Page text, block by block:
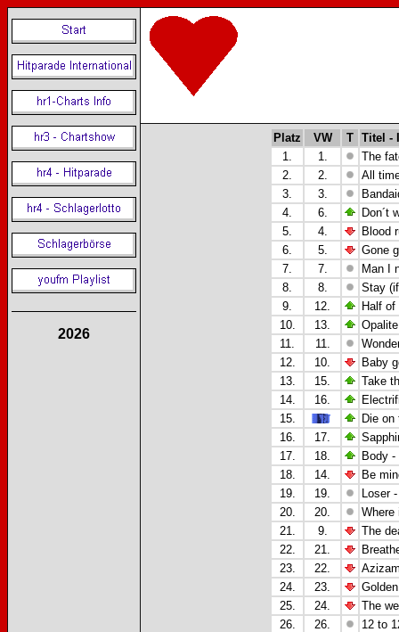
2026
Platz VW T Titel -
1.
1.
The
2.
2.
All
3.
3.
4.
6.
Don´t
5.
4.
Blood
6.
5.
Gone
7.
7.
Man I
8.
8.
Stay
9.
12.
Half
10.
13.
11.
11.
12.
10.
Baby
13.
15.
Take
14.
16.
15.
Die
16.
17.
17.
18.
Body
18.
14.
Be
19.
19.
Loser
20.
20.
Where
21.
9.
The
22.
21.
23.
22.
24.
23.
25.
24.
The
26.
26.
12 to